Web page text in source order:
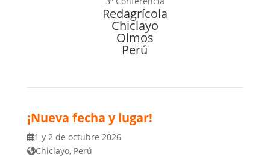
Redagrícola
Chiclayo
Olmos
Perú
¡Nueva fecha y lugar!
1 y 2 de octubre 2026
Chiclayo, Perú